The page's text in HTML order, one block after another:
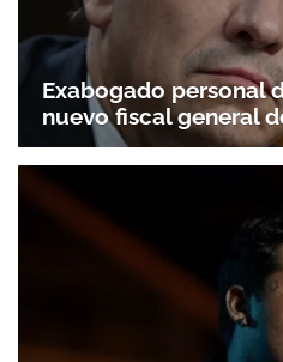
Exabogado personal
nuevo fiscal general